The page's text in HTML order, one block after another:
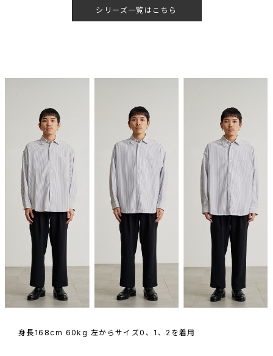
シリーズ一覧はこちら
身長168cm 60kg 左からサイズ0、1、2を着用